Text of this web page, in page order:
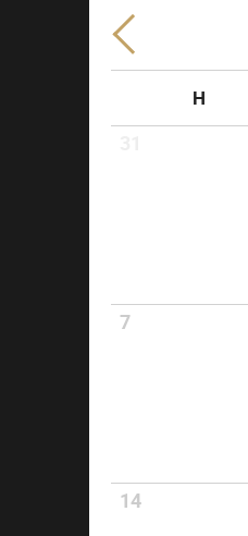
H
7
14